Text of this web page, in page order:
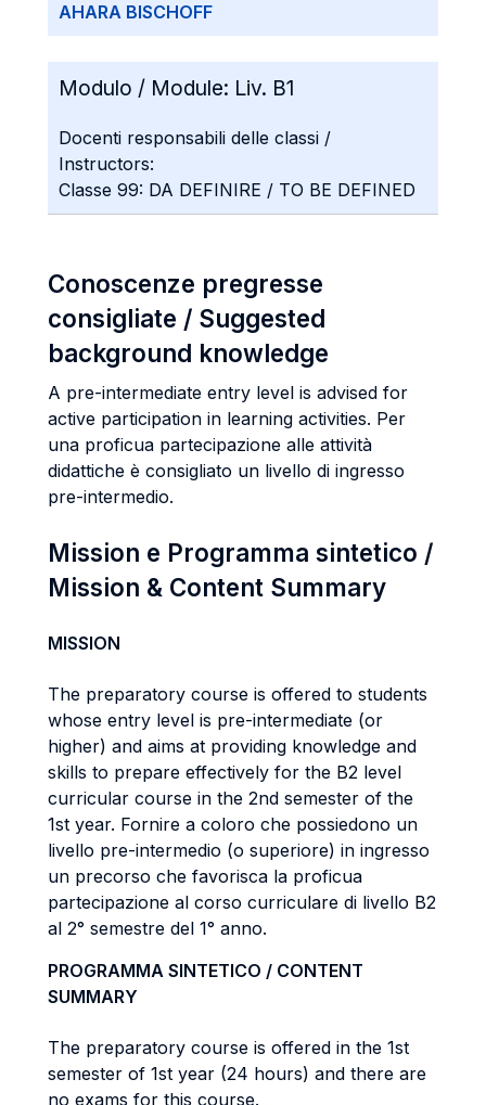
AHARA BISCHOFF
Modulo / Module: Liv. B1
Docenti responsabili delle classi /
Instructors:
Classe 99: DA DEFINIRE / TO BE DEFINED
Conoscenze pregresse
consigliate / Suggested
background knowledge
A pre-intermediate entry level is advised for
active participation in learning activities. Per
una proficua partecipazione alle attività
didattiche è consigliato un livello di ingresso
pre-intermedio.
Mission e Programma sintetico /
Mission & Content Summary
MISSION
The preparatory course is offered to students
whose entry level is pre-intermediate (or
higher) and aims at providing knowledge and
skills to prepare effectively for the B2 level
curricular course in the 2nd semester of the
1st year. Fornire a coloro che possiedono un
livello pre-intermedio (o superiore) in ingresso
un precorso che favorisca la proficua
partecipazione al corso curriculare di livello B2
al 2° semestre del 1° anno.
PROGRAMMA SINTETICO / CONTENT
SUMMARY
The preparatory course is offered in the 1st
semester of 1st year (24 hours) and there are
no exams for this course.